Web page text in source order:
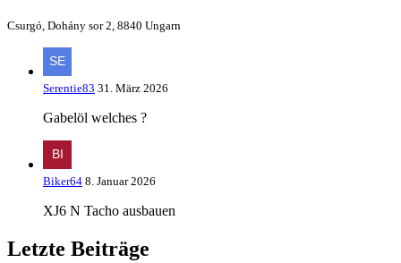
Csurgó, Dohány sor 2, 8840 Ungarn
Serentie83 31. März 2026
Gabelöl welches ?
Biker64 8. Januar 2026
XJ6 N Tacho ausbauen
Letzte Beiträge